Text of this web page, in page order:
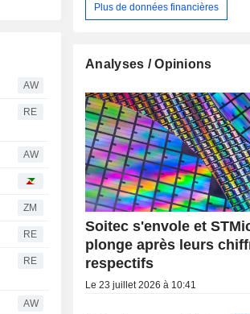
AW
RE
AW
ZM
RE
RE
AW
Plus de données financières
Analyses / Opinions
Soitec s'envole et
plonge après leurs
respectifs
Le 23 juillet 2026 à 10:41